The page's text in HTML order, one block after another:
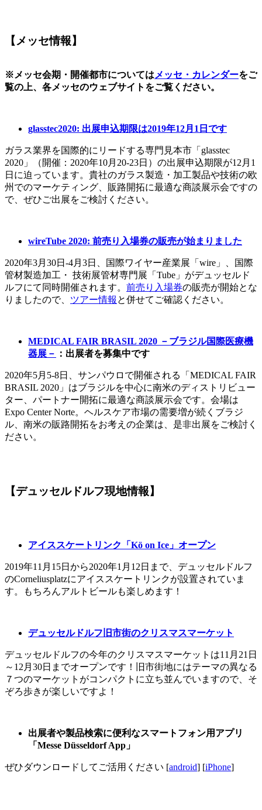
【メッセ情報】
※メッセ会期・開催都市については メッセ・カレンダーをご
覧の上、各メッセのウェブサイトをご覧ください。
glasstec2020: 出展申込期限は2019年12月1日です
ガラス業界を国際的にリードする専門見本市「glasstec
2020」（開催：2020年10月20-23日）の出展申込期限が12月1
日に迫っています。貴社のガラス製造・加工製品や技術の欧
州でのマーケティング、販路開拓に最適な商談展示会ですの
で、ぜひご出展をご検討ください。
wireTube 2020: 前売り入場券の販売が始まりました
2020年3月30日-4月3日、国際ワイヤー産業展「wire」、国際
管材製造加工・ 技術展管材専門展「Tube」がデュッセルド
ルフにて同時開催されます。 前売り入場券の販売が開始とな
りましたので、 ツアー情報 と併せてご確認ください。
MEDICAL FAIR BRASIL 2020 －ブラジル国際医療機
器展－ ：出展者を募集中です
2020年5月5-8日、サンパウロで開催される「MEDICAL FAIR
BRASIL 2020」はブラジルを中心に南米のディストリビュー
ター、パートナー開拓に最適な商談展示会です。会場は
Expo Center Norte。ヘルスケア市場の需要増が続くブラジ
ル、南米の販路開拓をお考えの企業は、是非出展をご検討く
ださい。
【デュッセルドルフ現地情報】
アイススケートリンク「Kö on Ice」オープン
2019年11月15日から2020年1月12日まで、デュッセルドルフ
のCorneliusplatzにアイススケートリンクが設置されていま
す。もちろんアルトビールも楽しめます！
デュッセルドルフ旧市街のクリスマスマーケット
デュッセルドルフの今年のクリスマスマーケットは11月21日
～12月30日までオープンです！旧市街地にはテーマの異なる
７つのマーケットがコンパクトに立ち並んでいますので、そ
ぞろ歩きが楽しいですよ！
出展者や製品検索に便利なスマートフォン用アプリ
「Messe Düsseldorf App」
ぜひダウンロードしてご活用ください [android] [iPhone]